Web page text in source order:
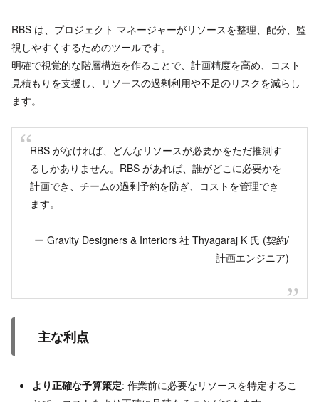
RBS は、プロジェクト マネージャーがリソースを整理、配分、監
視しやすくするためのツールです。
明確で視覚的な階層構造を作ることで、計画精度を高め、コスト
見積もりを支援し、リソースの過剰利用や不足のリスクを減らし
ます。
RBS がなければ、どんなリソースが必要かをただ推測す
るしかありません。RBS があれば、誰がどこに必要かを
計画でき、チームの過剰予約を防ぎ、コストを管理でき
ます。
ー Gravity Designers & Interiors 社 Thyagaraj K 氏 (契約/
計画エンジニア)
主な利点
より正確な予算策定: 作業前に必要なリソースを特定するこ